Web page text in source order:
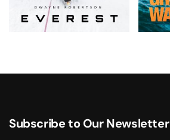
Subscribe to Our Newsletter